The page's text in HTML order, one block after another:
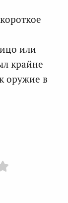
или
крайне
оружие в